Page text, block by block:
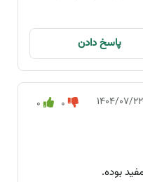
پاسخ دادن
۱۴۰۴/۰۷/۲۲ 0 0
بوده.